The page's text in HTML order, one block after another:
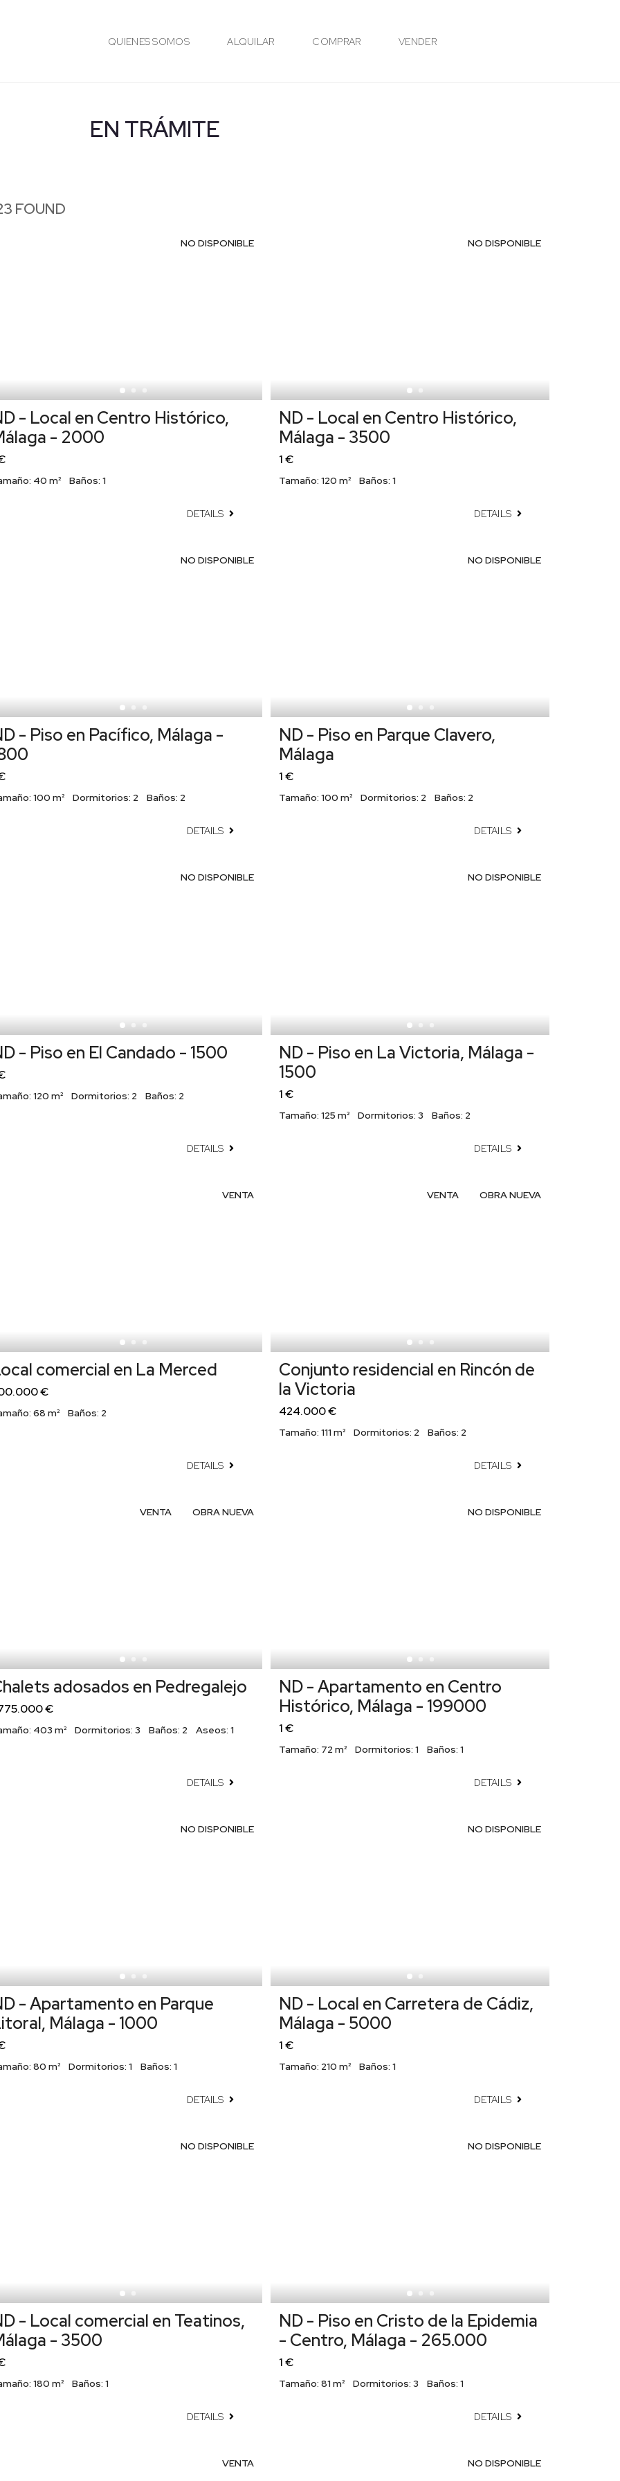
QUIENES SOMOS ALQUILAR COMPRAR VENDER
EN TRÁMITE
FOUND
NO DISPONIBLE
- Local en Centro Histórico,
- 2000
40 m² Baños: 1
DETAILS
NO DISPONIBLE
ND - Local en Centro Histórico,
Málaga - 3500
1 €
Tamaño: 120 m² Baños: 1
DETAILS
NO DISPONIBLE
- Piso en Pacífico, Málaga -
100 m² Dormitorios: 2 Baños: 2
DETAILS
NO DISPONIBLE
ND - Piso en Parque Clavero,
Málaga
1 €
Tamaño: 100 m² Dormitorios: 2 Baños: 2
DETAILS
NO DISPONIBLE
- Piso en El Candado - 1500
120 m² Dormitorios: 2 Baños: 2
DETAILS
NO DISPONIBLE
ND - Piso en La Victoria, Málaga -
1500
1 €
Tamaño: 125 m² Dormitorios: 3 Baños: 2
DETAILS
VENTA
comercial en La Merced
€
68 m² Baños: 2
DETAILS
OBRA NUEVA
VENTA
Conjunto residencial en Rincón de
la Victoria
424.000 €
Tamaño: 111 m² Dormitorios: 2 Baños: 2
DETAILS
OBRA NUEVA
VENTA
adosados en Pedregalejo
€
403 m² Dormitorios: 3 Baños: 2 Aseos: 1
DETAILS
NO DISPONIBLE
ND - Apartamento en Centro
Histórico, Málaga - 199000
1 €
Tamaño: 72 m² Dormitorios: 1 Baños: 1
DETAILS
NO DISPONIBLE
- Apartamento en Parque
Málaga - 1000
80 m² Dormitorios: 1 Baños: 1
DETAILS
NO DISPONIBLE
ND - Local en Carretera de Cádiz,
Málaga - 5000
1 €
Tamaño: 210 m² Baños: 1
DETAILS
NO DISPONIBLE
- Local comercial en Teatinos,
- 3500
180 m² Baños: 1
DETAILS
NO DISPONIBLE
ND - Piso en Cristo de la Epidemia
- Centro, Málaga - 265.000
1 €
Tamaño: 81 m² Dormitorios: 3 Baños: 1
DETAILS
VENTA NO DISPONIBLE